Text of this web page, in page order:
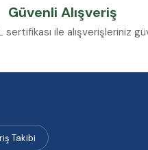
Güvenli Alışveriş
sertifikası ile alışverişleriniz
Takibi